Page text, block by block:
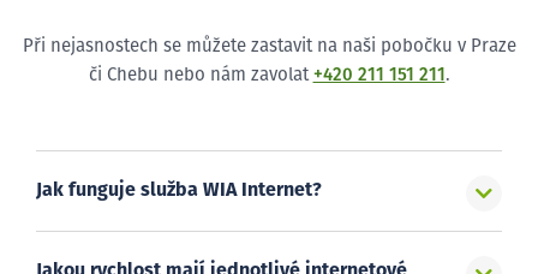
Při nejasnostech se můžete zastavit na naši pobočku v Praze
či Chebu nebo nám zavolat +420 211 151 211 .
Jak funguje služba WIA Internet?